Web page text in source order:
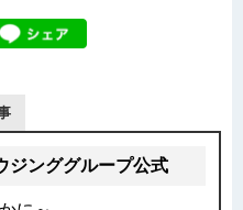
ジンググループ公式